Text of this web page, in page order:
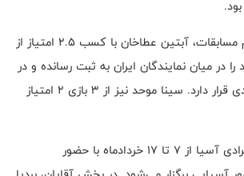
پس از پایان دور سوم مسابقات، آبتین عطاخان با کسب ۲.۵ امتیاز از
را در میان نمایندگان ایران به ثبت رسانده و در
رده پنجم جدول رده‌بندی قرار دارد. سینا موحد نیز از ۳ بازی ۲ امتیاز
رقابت‌های قهرمانی انفرادی آسیا از ۷ تا ۱۷ خردادماه با حضور